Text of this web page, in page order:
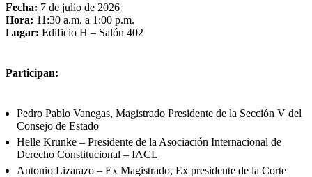
Fecha: 7 de julio de 2026
Hora: 11:30 a.m. a 1:00 p.m.
Lugar: Edificio H – Salón 402
Participan:
Pedro Pablo Vanegas, Magistrado Presidente de la Sección V del
Consejo de Estado
Helle Krunke – Presidente de la Asociación Internacional de
Derecho Constitucional – IACL
Antonio Lizarazo – Ex Magistrado, Ex presidente de la Corte